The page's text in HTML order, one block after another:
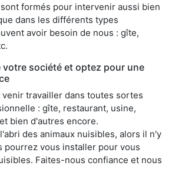
formés pour intervenir aussi bien
dans les différents types
avoir besoin de nous : gîte,
votre société et optez pour une
travailler dans toutes sortes
: gîte, restaurant, usine,
bien d'autres encore.
des animaux nuisibles, alors il n'y
pourrez vous installer pour vous
Faites-nous confiance et nous